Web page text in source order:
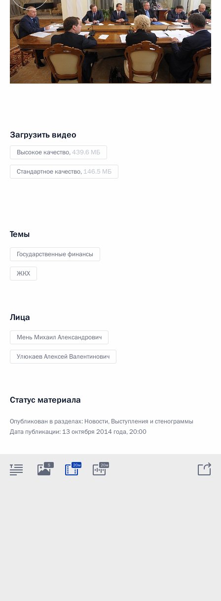
Загрузить видео
Высокое качество,439.6 МБ
Стандартное качество, 146.5 МБ
Темы
Государственные финансы
ЖКХ
Лица
Мень Михаил Александрович
Улюкаев Алексей Валентинович
Статус материала
Опубликован в разделах: Новости, Выступления и стенограммы
Дата публикации: 13 октября 2014 года, 20:00
5 20м 20м